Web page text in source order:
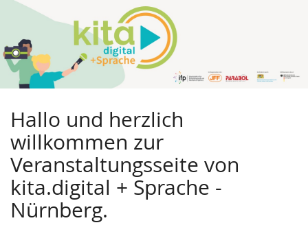
Hallo und herzlich
willkommen zur
Veranstaltungsseite von
kita.digital + Sprache -
Nürnberg.